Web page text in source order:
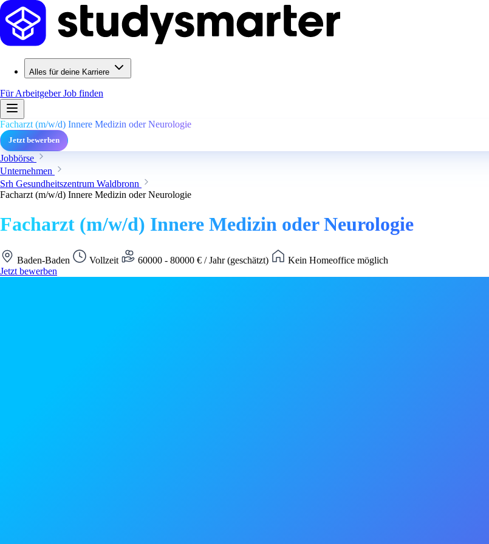
Alles für deine Karriere
Für ArbeitgeberJob finden
Facharzt (m/w/d) Innere Medizin oder Neurologie
Jetzt bewerben
Jobbörse
Unternehmen
Srh Gesundheitszentrum Waldbronn
Facharzt (m/w/d) Innere Medizin oder Neurologie
Facharzt (m/w/d) Innere Medizin oder Neurologie
Baden-Baden Vollzeit 60000 - 80000 € / Jahr (geschätzt)
Kein Homeoffice möglich
Jetzt bewerben